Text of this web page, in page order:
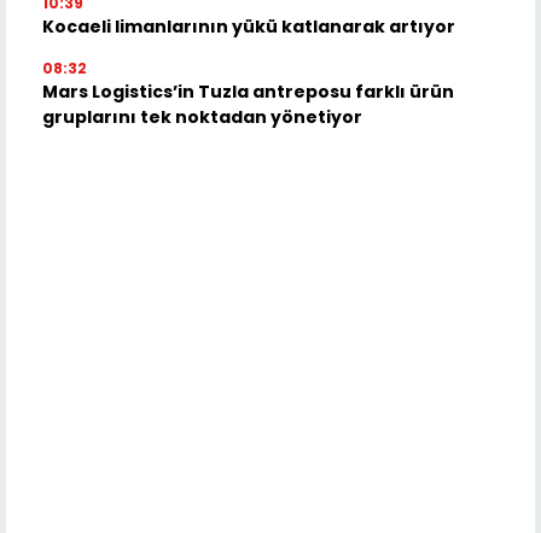
Kocaeli limanlarının yükü katlanarak artıyor
08:32
Mars Logistics’in Tuzla antreposu farklı ürün
gruplarını tek noktadan yönetiyor